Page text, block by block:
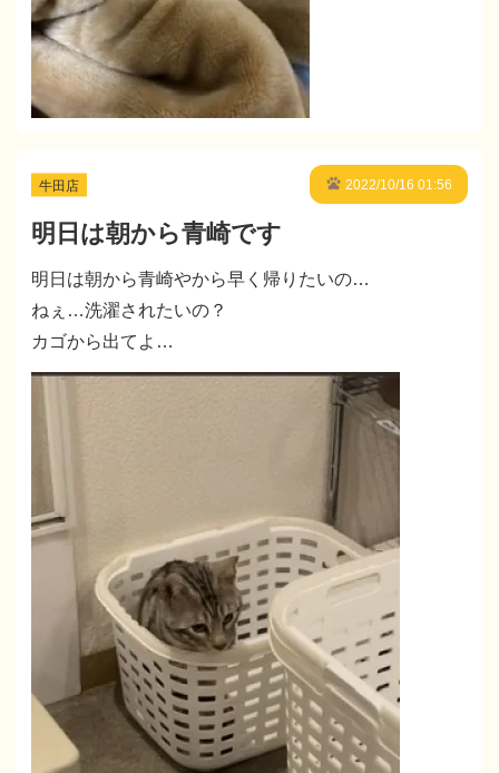
牛田店 2022/10/16 01:56
明日は朝から青崎です
明日は朝から青崎やから早く帰りたいの…
ねぇ…洗濯されたいの？
カゴから出てよ…